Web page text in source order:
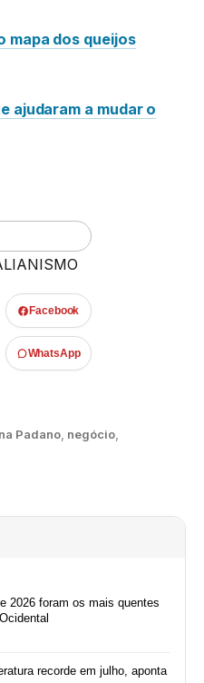
mapa dos queijos
ajudaram a mudar o
Facebook
WhatsApp
Padano negócio
2026 foram os mais quentes
recorde em julho, aponta